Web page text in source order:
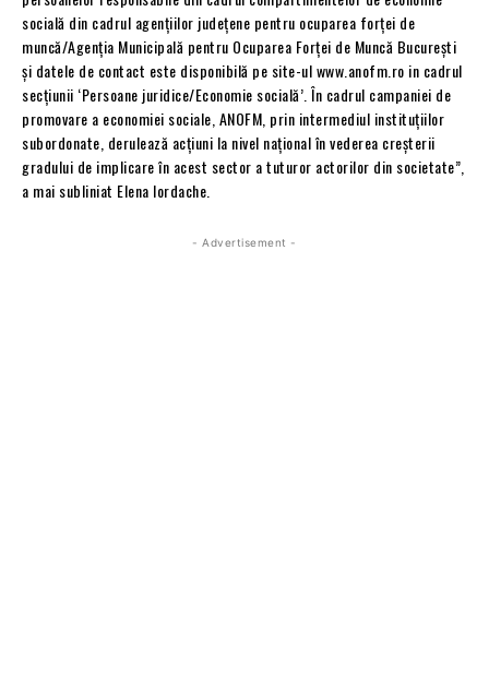
socială din cadrul agențiilor județene pentru ocuparea forței de
muncă/Agenția Municipală pentru Ocuparea Forței de Muncă București
și datele de contact este disponibilă pe site-ul www.anofm.ro in cadrul
secțiunii ‘Persoane juridice/Economie socială’. În cadrul campaniei de
promovare a economiei sociale, ANOFM, prin intermediul instituţiilor
subordonate, derulează acţiuni la nivel naţional în vederea creșterii
gradului de implicare în acest sector a tuturor actorilor din societate”,
a mai subliniat Elena Iordache.
- Advertisement -